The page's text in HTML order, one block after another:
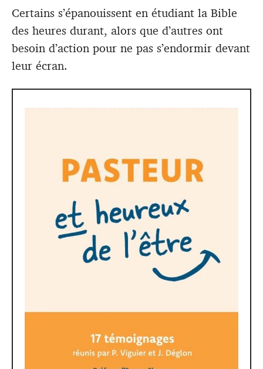
Certains s’épanouissent en étudiant la Bible
des heures durant, alors que d’autres ont
besoin d’action pour ne pas s’endormir devant
leur écran.